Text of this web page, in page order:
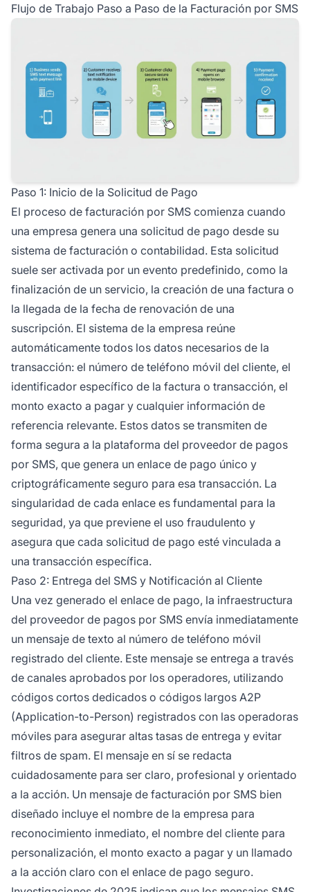
Flujo de Trabajo Paso a Paso de la Facturación por SMS
Paso 1: Inicio de la Solicitud de Pago
El proceso de facturación por SMS comienza cuando
una empresa genera una solicitud de pago desde su
sistema de facturación o contabilidad. Esta solicitud
suele ser activada por un evento predefinido, como la
finalización de un servicio, la creación de una factura o
la llegada de la fecha de renovación de una
suscripción. El sistema de la empresa reúne
automáticamente todos los datos necesarios de la
transacción: el número de teléfono móvil del cliente, el
identificador específico de la factura o transacción, el
monto exacto a pagar y cualquier información de
referencia relevante. Estos datos se transmiten de
forma segura a la plataforma del proveedor de pagos
por SMS, que genera un enlace de pago único y
criptográficamente seguro para esa transacción. La
singularidad de cada enlace es fundamental para la
seguridad, ya que previene el uso fraudulento y
asegura que cada solicitud de pago esté vinculada a
una transacción específica.
Paso 2: Entrega del SMS y Notificación al Cliente
Una vez generado el enlace de pago, la infraestructura
del proveedor de pagos por SMS envía inmediatamente
un mensaje de texto al número de teléfono móvil
registrado del cliente. Este mensaje se entrega a través
de canales aprobados por los operadores, utilizando
códigos cortos dedicados o códigos largos A2P
(Application-to-Person) registrados con las operadoras
móviles para asegurar altas tasas de entrega y evitar
filtros de spam. El mensaje en sí se redacta
cuidadosamente para ser claro, profesional y orientado
a la acción. Un mensaje de facturación por SMS bien
diseñado incluye el nombre de la empresa para
reconocimiento inmediato, el nombre del cliente para
personalización, el monto exacto a pagar y un llamado
a la acción claro con el enlace de pago seguro.